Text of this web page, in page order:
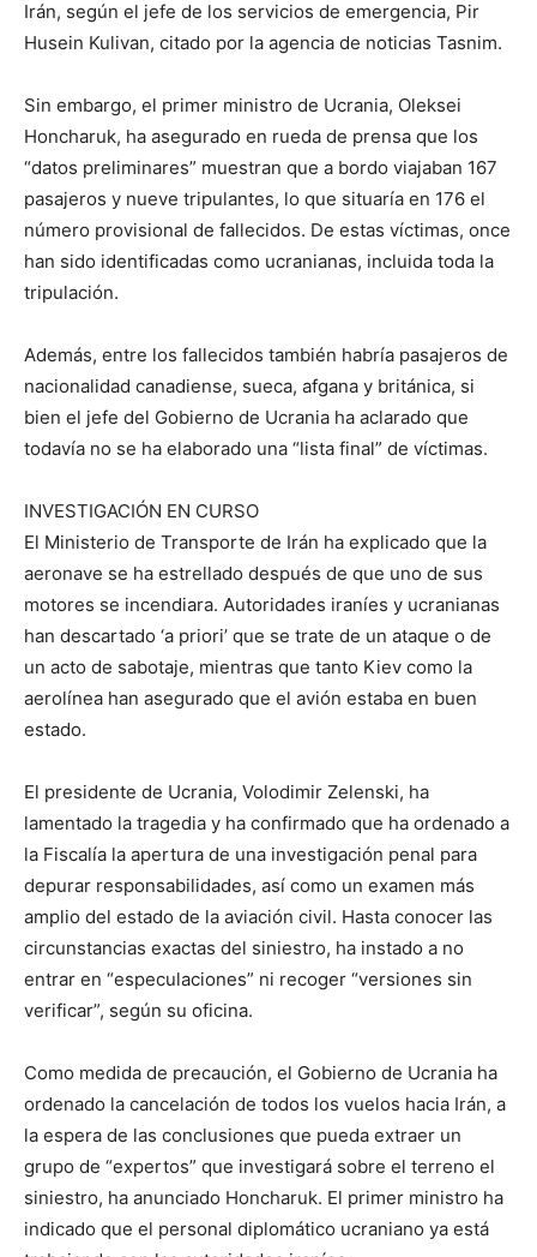
Irán, según el jefe de los servicios de emergencia, Pir
Husein Kulivan, citado por la agencia de noticias Tasnim.
Sin embargo, el primer ministro de Ucrania, Oleksei
Honcharuk, ha asegurado en rueda de prensa que los
“datos preliminares” muestran que a bordo viajaban 167
pasajeros y nueve tripulantes, lo que situaría en 176 el
número provisional de fallecidos. De estas víctimas, once
han sido identificadas como ucranianas, incluida toda la
tripulación.
Además, entre los fallecidos también habría pasajeros de
nacionalidad canadiense, sueca, afgana y británica, si
bien el jefe del Gobierno de Ucrania ha aclarado que
todavía no se ha elaborado una “lista final” de víctimas.
INVESTIGACIÓN EN CURSO
El Ministerio de Transporte de Irán ha explicado que la
aeronave se ha estrellado después de que uno de sus
motores se incendiara. Autoridades iraníes y ucranianas
han descartado ‘a priori’ que se trate de un ataque o de
un acto de sabotaje, mientras que tanto Kiev como la
aerolínea han asegurado que el avión estaba en buen
estado.
El presidente de Ucrania, Volodimir Zelenski, ha
lamentado la tragedia y ha confirmado que ha ordenado a
la Fiscalía la apertura de una investigación penal para
depurar responsabilidades, así como un examen más
amplio del estado de la aviación civil. Hasta conocer las
circunstancias exactas del siniestro, ha instado a no
entrar en “especulaciones” ni recoger “versiones sin
verificar”, según su oficina.
Como medida de precaución, el Gobierno de Ucrania ha
ordenado la cancelación de todos los vuelos hacia Irán, a
la espera de las conclusiones que pueda extraer un
grupo de “expertos” que investigará sobre el terreno el
siniestro, ha anunciado Honcharuk. El primer ministro ha
indicado que el personal diplomático ucraniano ya está